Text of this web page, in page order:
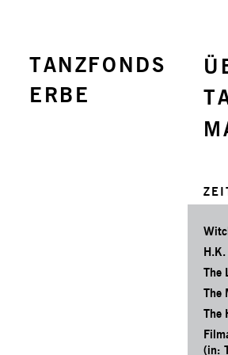
TANZFONDS
ERBE
The
The
The
(in: